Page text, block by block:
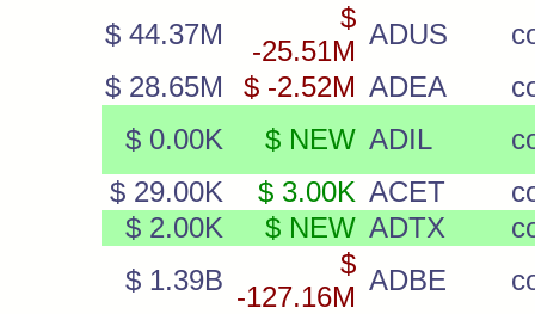
$ 44.37M
$
-25.51M
ADUS
$ 28.65M
$ -2.52M ADEA
$ 0.00K
$ NEW ADIL
$ 29.00K
$ 3.00K ACET
$ 2.00K
$ NEW ADTX
$ 1.39B
$
-127.16M
ADBE